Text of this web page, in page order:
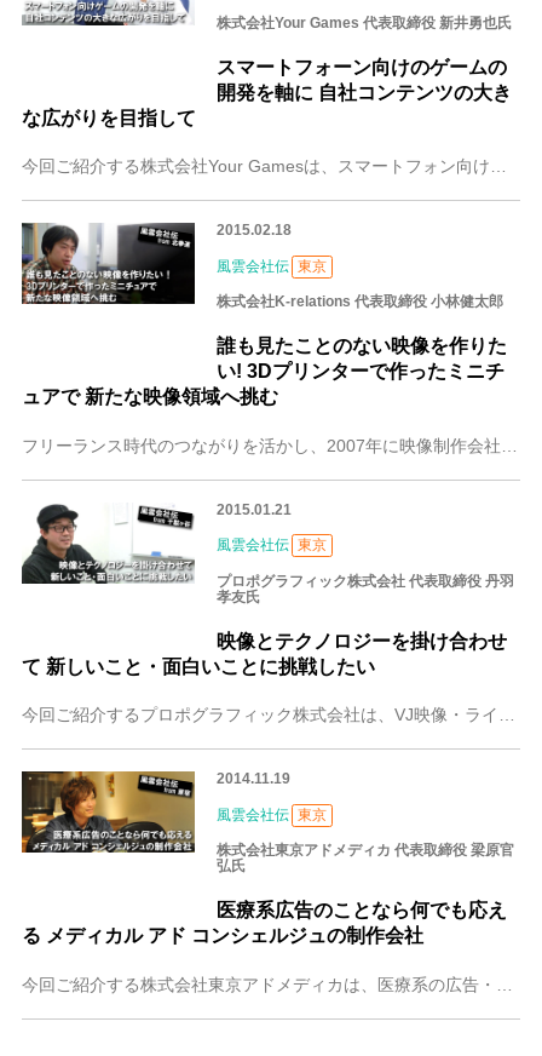
株式会社Your Games 代表取締役 新井勇也氏
スマートフォーン向けのゲームの
開発を軸に 自社コンテンツの大き
な広がりを目指して
今回ご紹介する株式会社Your Gamesは、スマートフォン向けゲームの企画・開発・運営までを手がけている会社です。2月に新しいオフィスへ移転し、事業の拡大に向
2015.02.18
風雲会社伝 東京
株式会社K-relations 代表取締役 小林健太郎
誰も見たことのない映像を作りた
い! 3Dプリンターで作ったミニチ
ュアで 新たな映像領域へ挑む
2015.01.21
風雲会社伝 東京
プロポグラフィック株式会社 代表取締役 丹羽
孝友氏
映像とテクノロジーを掛け合わせ
て 新しいこと・面白いことに挑戦したい
2014.11.19
風雲会社伝 東京
株式会社東京アドメディカ 代表取締役 梁原官
弘氏
医療系広告のことなら何でも応え
る メディカル アド コンシェルジュの制作会社